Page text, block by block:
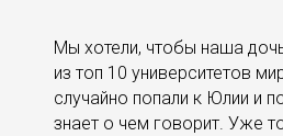
Мы хотели, чтобы наша
из топ 10 университетов
случайно попали к Юлии и
знает о чем говорит. Уже